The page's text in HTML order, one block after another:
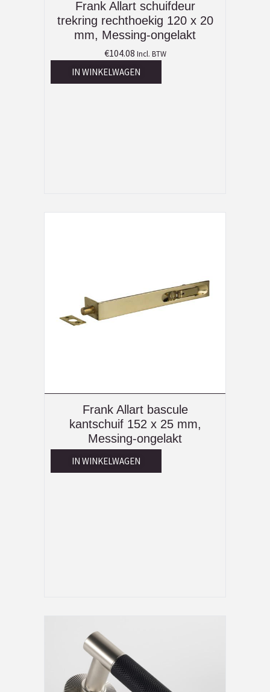
Frank Allart schuifdeur
trekring rechthoekig 120 x 20
mm, Messing-ongelakt
€104.08 Incl. BTW
IN WINKELWAGEN
Frank Allart bascule
kantschuif 152 x 25 mm,
Messing-ongelakt
IN WINKELWAGEN